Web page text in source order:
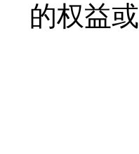
的权益